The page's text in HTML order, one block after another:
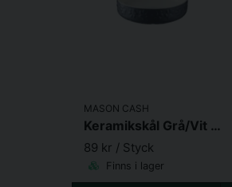
MASON CASH
Keramikskål Grå/Vit 0,2L
89 kr / Styck
Finns i lager